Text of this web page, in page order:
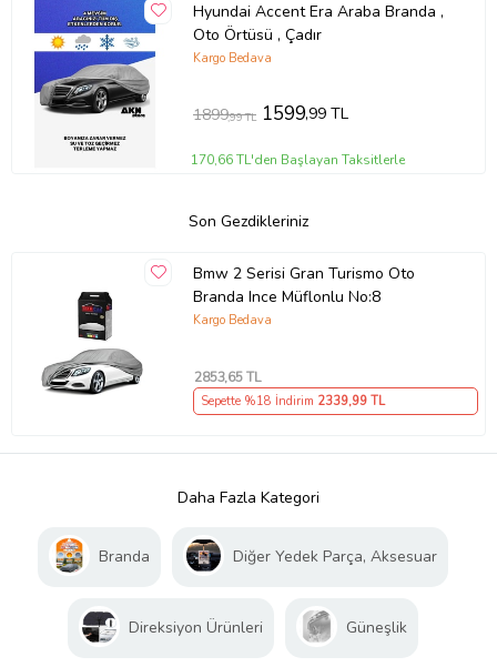
Hyundai Accent Era Araba Branda ,
Oto Örtüsü , Çadır
Kargo Bedava
1899,99 TL 1599,99 TL
170,66 TL'den Başlayan Taksitlerle
Son Gezdikleriniz
Bmw 2 Serisi Gran Turismo Oto
Branda Ince Müflonlu No:8
Kargo Bedava
2853,65 TL
Sepette %18 İndirim 2339,99 TL
Daha Fazla Kategori
Branda Diğer Yedek Parça, Aksesuar
Direksiyon Ürünleri Güneşlik